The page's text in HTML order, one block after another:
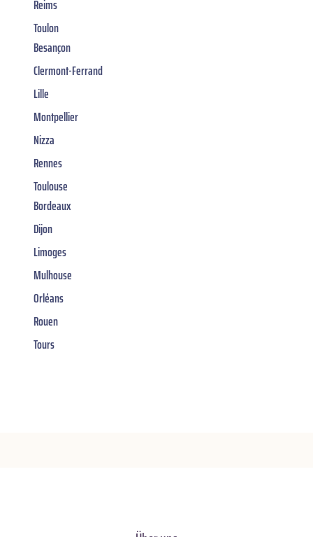
Reims
Toulon
Besançon
Clermont-Ferrand
Lille
Montpellier
Nizza
Rennes
Toulouse
Bordeaux
Dijon
Limoges
Mulhouse
Orléans
Rouen
Tours